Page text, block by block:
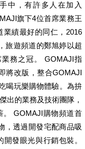
中，有許多人在加入
旗下4位首席業務王
績最好的同仁，2016
旅遊頻道的鄭旭婷以超
務之冠。 GOMAJI指
將改版，整合GOMAJI
喝玩樂購物體驗。為拚
出的業務及技術團隊，
。 GOMAJI購物頻道首
，透過開發宅配商品吸
發眼光與行銷包裝。